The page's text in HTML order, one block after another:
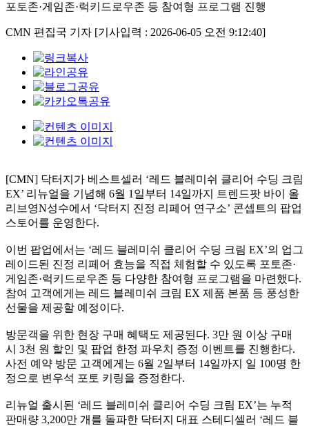
포토존·게임존·럭키드로우존 등 참여형 프로그램 진행
CMN 편집국 기자 [기사입력 : 2026-06-05 오전 9:12:40]
[CMN] 닥터지가 베스트셀러 ‘레드 블레미쉬 클리어 수딩 크림
EX’ 리뉴얼을 기념해 6월 1일부터 14일까지 트렌드팟 바이 올
리브영N성수에서 ‘닥터지 진정 리페어 연구소’ 콘셉트의 팝업
스토어를 운영한다.
이번 팝업에서는 ‘레드 블레미쉬 클리어 수딩 크림 EX’의 업그
레이드된 진정 리페어 효능을 직접 체험할 수 있도록 포토존·
게임존·럭키드로우존 등 다양한 참여형 프로그램을 마련했다.
참여 고객에게는 레드 블레미쉬 크림 EX 제품 본품 등 풍성한
선물을 제공할 예정이다.
방문객을 위한 현장 구매 혜택도 제공된다. 3만 원 이상 구매
시 3천 원 할인 및 팝업 한정 파우치 증정 이벤트를 진행한다.
사전 예약 방문 고객에게는 6월 2일부터 14일까지 일 100명 한
정으로 변우석 포토 키링을 증정한다.
리뉴얼 출시된 ‘레드 블레미쉬 클리어 수딩 크림 EX’는 누적
판매량 3,200만 개를 돌파한 닥터지 대표 스테디셀러 ‘레드 블